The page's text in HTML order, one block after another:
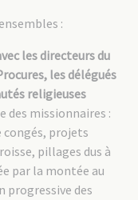
:
les directeurs du
les délégués
religieuses
des missionnaires :
congés, projets
pillages dus à
par la montée au
progressive des